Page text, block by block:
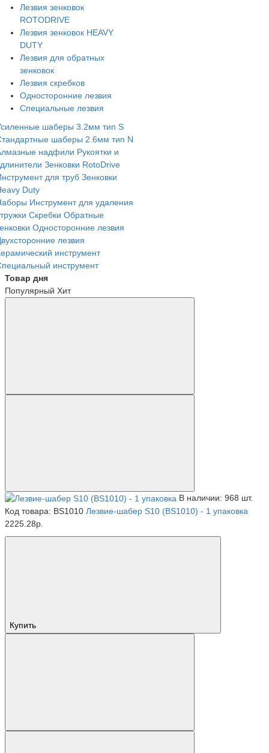
Лезвия зенковок
ROTODRIVE
Лезвия зенковок HEAVY
DUTY
Лезвия для обратных
зенковок
Лезвия скребков
Односторонние лезвия
Специальные лезвия
шаберы 3.2мм тип S
шаберы 2.6мм тип N
надфили Рукоятки и
Зенковки RotoDrive
для труб Зенковки
Duty
Инструмент для удаления
Скребки Обратные
Односторонние лезвия
лезвия
инструмент
инструмент
Товар дня
Популярный Хит
В наличии: 968 шт.
Код товара: BS1010 Лезвие-шабер S10 (BS1010) - 1 упаковка
2225.28р.
Купить